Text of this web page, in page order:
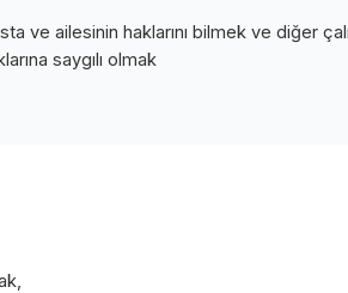
ve ailesinin haklarını bilmek ve diğer
saygılı olmak